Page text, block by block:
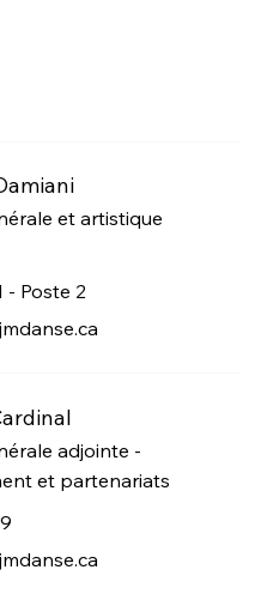
et artistique
- Poste 2
adjointe -
et partenariats